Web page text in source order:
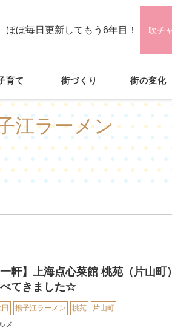
ほぼ毎日更新してもう6年目！ 吹チ
育て 街づくり 街の変化
江ラーメン
軒】上海点心菜館 桃苑（片山町）
てきました☆
田 揚子江ラーメン 桃苑
片山町
メ